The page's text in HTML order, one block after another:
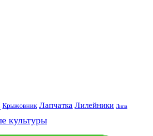
Крыжовник Лапчатка Лилейники Липа
культуры